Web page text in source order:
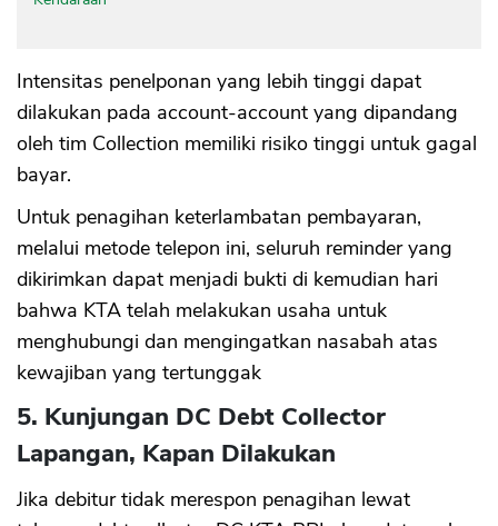
Intensitas penelponan yang lebih tinggi dapat
dilakukan pada account-account yang dipandang
oleh tim Collection memiliki risiko tinggi untuk gagal
bayar.
Untuk penagihan keterlambatan pembayaran,
melalui metode telepon ini, seluruh reminder yang
dikirimkan dapat menjadi bukti di kemudian hari
bahwa KTA telah melakukan usaha untuk
menghubungi dan mengingatkan nasabah atas
kewajiban yang tertunggak
5. Kunjungan DC Debt Collector
Lapangan, Kapan Dilakukan
Jika debitur tidak merespon penagihan lewat